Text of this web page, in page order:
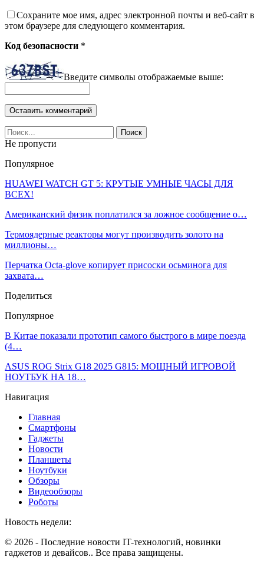
Сохраните мое имя, адрес электронной почты и веб-сайт в
этом браузере для следующего комментария.
Код безопасности *
Введите символы отображаемые выше:
Не пропусти
Популярное
HUAWEI WATCH GT 5: КРУТЫЕ УМНЫЕ ЧАСЫ ДЛЯ
ВСЕХ!
Американский физик поплатился за ложное сообщение о…
Термоядерные реакторы могут производить золото на
миллионы…
Перчатка Octa-glove копирует присоски осьминога для
захвата…
Поделиться
Популярное
В Китае показали прототип самого быстрого в мире поезда
(4…
ASUS ROG Strix G18 2025 G815: МОЩНЫЙ ИГРОВОЙ
НОУТБУК НА 18…
Навигация
Главная
Смартфоны
Гаджеты
Новости
Планшеты
Ноутбуки
Обзоры
Видеообзоры
Роботы
Новость недели:
© 2026 - Последние новости IT-технологий, новинки
гаджетов и девайсов.. Все права защищены.